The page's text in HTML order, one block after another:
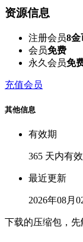
资源信息
注册会员8金
会员免费
永久会员免
充值会员
其他信息
有效期
365 天内有效
最近更新
2026年08月
下载的压缩包，先